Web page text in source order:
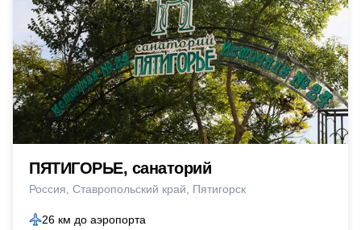
ПЯТИГОРЬЕ, санаторий
Россия Ставропольский край Пятигорск
26 км до аэропорта